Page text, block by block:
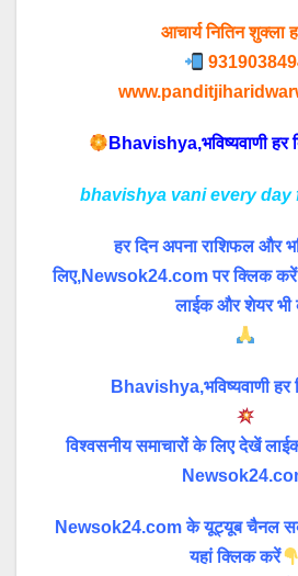
आचार्य नितिन शुक्ला
Bhavishya,भविष्यवाणी हर
bhavishya vani every day
हर दिन अपना राशिफल और
लिए,Newsok24.com पर क्लिक करें
लाईक और शेयर भी
Bhavishya,भविष्यवाणी हर
विश्वसनीय समाचारों के लिए देखें
Newsok24.com के यूट्यूब चैनल
यहां क्लिक करें